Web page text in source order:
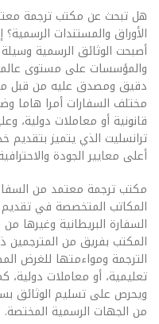
هل تبحث عن مكتب ترجمة
الأوراق والمستندات
أصبحت الوثائق الرسمية
والمؤسسات على مستوى
دقيق ومصدق عليه من قبل
مختلف السفارات أمرا هاما
قانونية أو معاملات دولية،
ترانسليت الذي يتميز بتقديم
أعلى معايير الجودة
مكتب ترجمة معتمد من
المكاتب المتخصصة في
السفارة البريطانية وغيرها
المكتب بفريق من المترجمين
الترجمة ومواءمتها للغرض
تعليمية، أو معاملات دولية،
ويحرص على تسليم الوثائق
من الجهات الرسمية المختصة.